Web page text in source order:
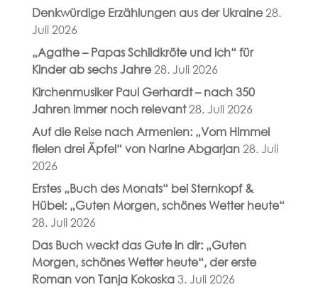
Denkwürdige Erzählungen aus der Ukraine 28.
Juli 2026
„Agathe – Papas Schildkröte und ich“ für
Kinder ab sechs Jahre 28. Juli 2026
Kirchenmusiker Paul Gerhardt – nach 350
Jahren immer noch relevant 28. Juli 2026
Auf die Reise nach Armenien: „Vom Himmel
fielen drei Äpfel“ von Narine Abgarjan 28. Juli
2026
Erstes „Buch des Monats“ bei Sternkopf &
Hübel: „Guten Morgen, schönes Wetter heute“
28. Juli 2026
Das Buch weckt das Gute in dir: „Guten
Morgen, schönes Wetter heute“, der erste
Roman von Tanja Kokoska 3. Juli 2026